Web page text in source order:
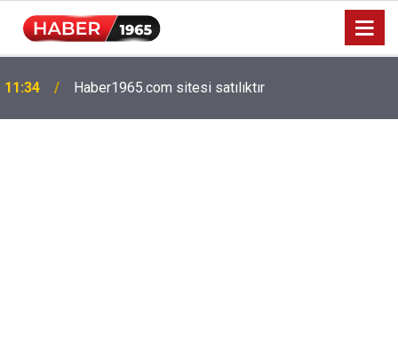
15:52
hesaplarda